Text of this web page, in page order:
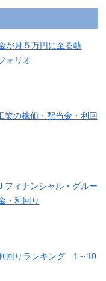
が月５万円に至る軌
ォリオ
業の株価・配当金・利回
フィナンシャル・グルー
・利回り
回りランキング 1～10